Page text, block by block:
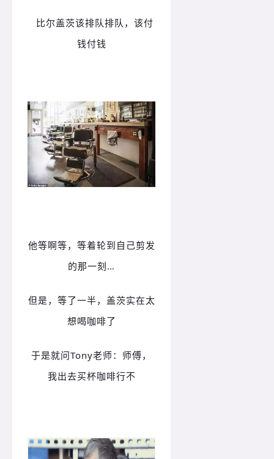
比尔盖茨该排队排队，该付
钱付钱
他等啊等，等着轮到自己剪发
的那一刻…
但是，等了一半，盖茨实在太
想喝咖啡了
于是就问Tony老师：师傅，
我出去买杯咖啡行不